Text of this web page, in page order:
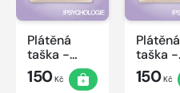
Plátěná
taška -
Dýchej
150Kč
Plátěná
taška -
Čtení
150Kč